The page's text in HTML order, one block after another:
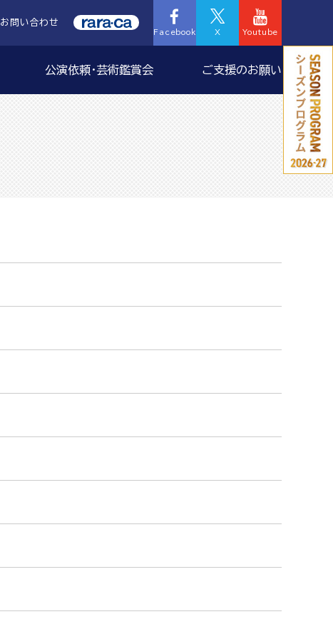
お問い合わせ
Facebook X Youtube
公演依頼・芸術鑑賞会 ご支援のお願い